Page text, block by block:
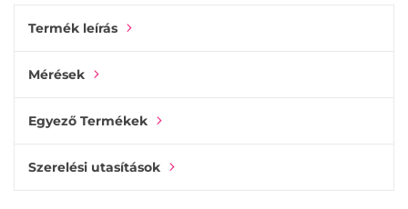
Termék leírás
Mérések
Egyező Termékek
Szerelési utasítások